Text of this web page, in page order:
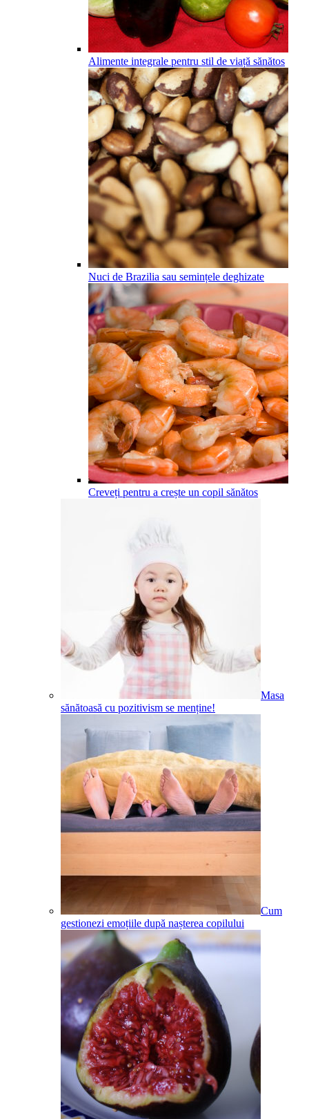
Alimente integrale pentru stil de viață sănătos
Nuci de Brazilia sau semințele deghizate
Creveți pentru a crește un copil sănătos
Masa
sănătoasă cu pozitivism se menține!
Cum
gestionezi emoțiile după nașterea copilului